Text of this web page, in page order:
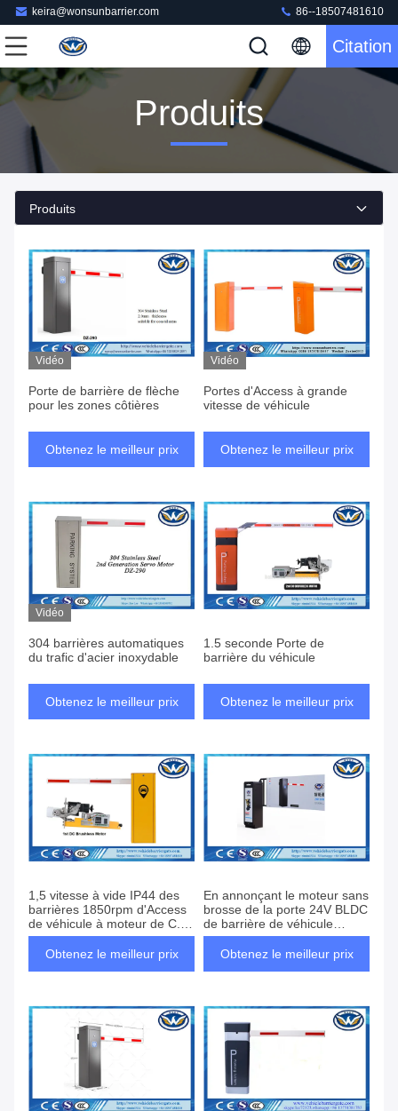
keira@wonsunbarrier.com 86--18507481610
Citation
Produits
Produits
Vidéo
Porte de barrière de flèche
pour les zones côtières
Obtenez le meilleur prix
Vidéo
Portes d'Access à grande
vitesse de véhicule
Obtenez le meilleur prix
Vidéo
304 barrières automatiques
du trafic d'acier inoxydable
Obtenez le meilleur prix
1.5 seconde Porte de
barrière du véhicule
Obtenez le meilleur prix
1,5 vitesse à vide IP44 des
barrières 1850rpm d'Access
de véhicule à moteur de C.C
de sec 24V
Obtenez le meilleur prix
En annonçant le moteur sans
brosse de la porte 24V BLDC
de barrière de véhicule
ouvrez-vous/heure exact
réglable
Obtenez le meilleur prix